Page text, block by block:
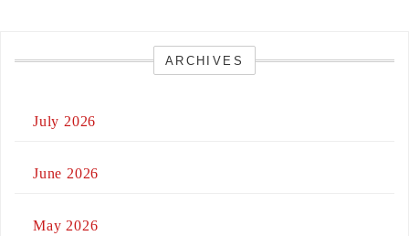
ARCHIVES
July 2026
June 2026
May 2026